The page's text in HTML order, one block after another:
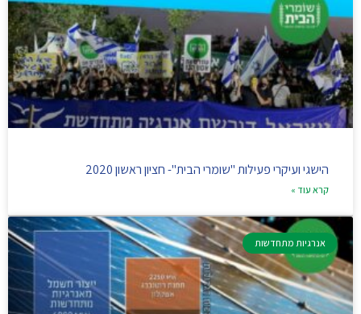
הישגי ועיקרי פעילות "שומרי הבית"- חציון ראשון 2020
קרא עוד »
אנרגיות מתחדשות